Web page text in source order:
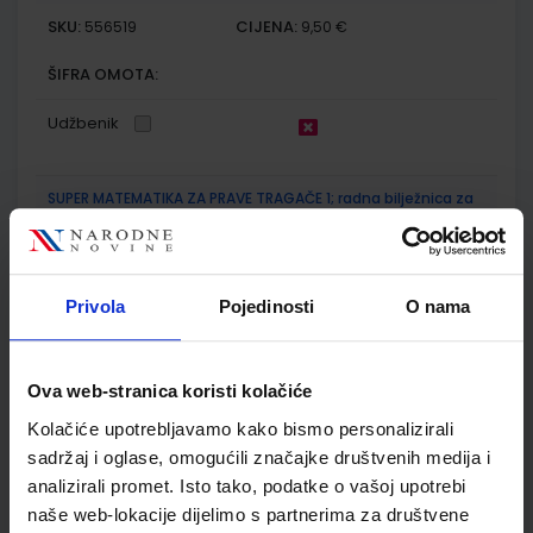
Privola Pojedinosti O nama
Ova web-stranica koristi kolačiće
Kolačiće upotrebljavamo kako bismo personalizirali
sadržaj i oglase, omogućili značajke društvenih medija i
analizirali promet. Isto tako, podatke o vašoj upotrebi
naše web-lokacije dijelimo s partnerima za društvene
SKU: 556519 CIJENA: 9,50 €
ŠIFRA OMOTA:
Udžbenik
SUPER MATEMATIKA ZA PRAVE TRAGAČE 1; radna bilježnica za
Autor(i):
Marijana Martić Gordana Ivančić Jelena Marković
DOM
SKU:569949
ŠIFRA OMOTA:
Udžbenik
MATEMATIKA 1, nastavni listići za matematiku u prvom